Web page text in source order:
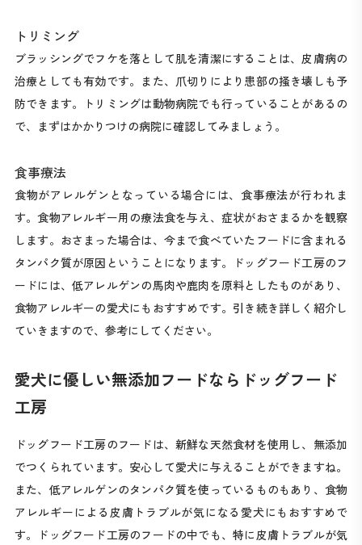
トリミング
ブラッシングでフケを落として肌を清潔にすることは、皮膚病の
治療としても有効です。また、爪切りにより患部の掻き壊しも予
防できます。トリミングは動物病院でも行っていることがあるの
で、まずはかかりつけの病院に確認してみましょう。
食事療法
食物がアレルゲンとなっている場合には、食事療法が行われま
す。食物アレルギー用の療法食を与え、症状がおさまるかを観察
します。おさまった場合は、今まで食べていたフードに含まれる
タンパク質が原因ということになります。ドッグフード工房のフ
ードには、低アレルゲンの馬肉や鹿肉を原料としたものがあり、
食物アレルギーの愛犬にもおすすめです。引き続き詳しく紹介し
ていきますので、参考にしてください。
愛犬に優しい無添加フードならドッグフード
工房
ドッグフード工房のフードは、新鮮な天然食材を使用し、無添加
でつくられています。安心して愛犬に与えることができますね。
また、低アレルゲンのタンパク質を使っているものもあり、食物
アレルギーによる皮膚トラブルが気になる愛犬にもおすすめで
す。ドッグフード工房のフードの中でも、特に皮膚トラブルが気